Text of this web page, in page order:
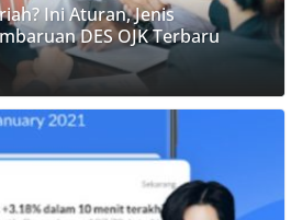
Ini Aturan, Jenis
DES OJK Terbaru